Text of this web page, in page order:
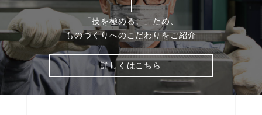
「技を極める。」 ため、
ものづくりへのこだわりをご紹介
詳しくはこちら